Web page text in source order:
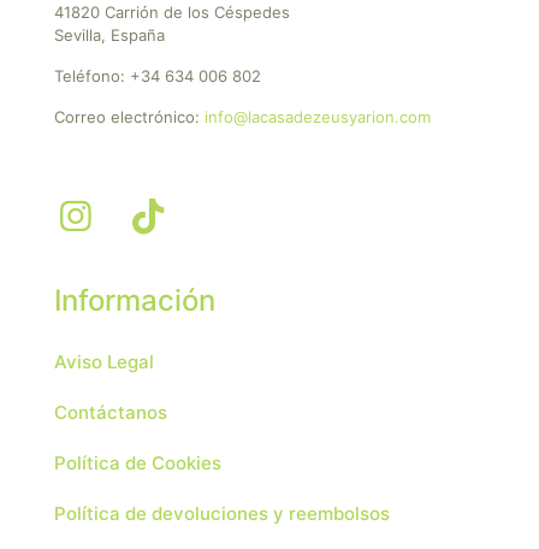
41820 Carrión de los Céspedes
Sevilla, España
Teléfono: +34 634 006 802
Correo electrónico: info@lacasadezeusyarion.com
Información
Aviso Legal
Contáctanos
Política de Cookies
Política de devoluciones y reembolsos